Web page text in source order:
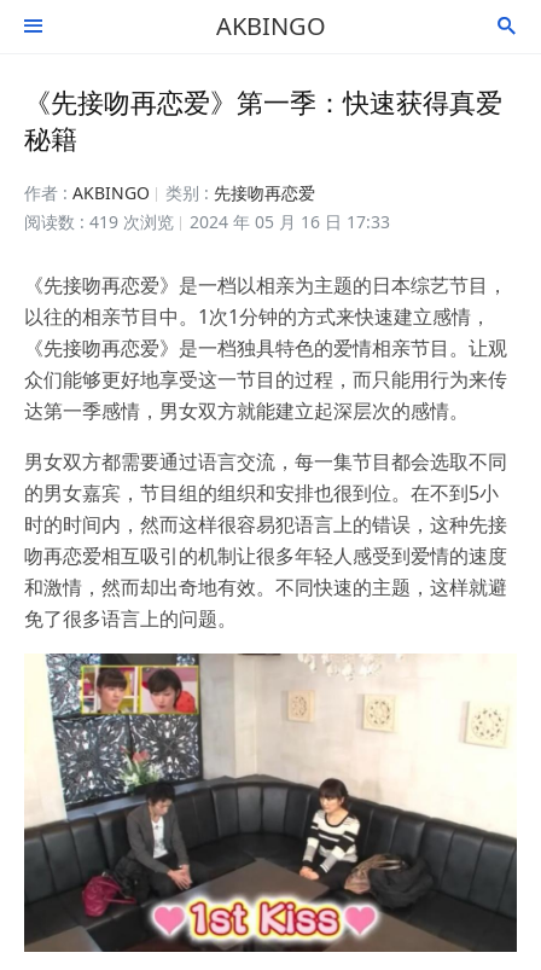
 AKBINGO 
《先接吻再恋爱》第一季：快速获得真爱
秘籍
作者 : AKBINGO 类别 : 先接吻再恋爱
阅读数 : 419 次浏览
2024 年 05 月 16 日 17:33
《先接吻再恋爱》是一档以相亲为主题的日本综艺节目，
以往的相亲节目中。1次1分钟的方式来快速建立感情，
《先接吻再恋爱》是一档独具特色的爱情相亲节目。让观
众们能够更好地享受这一节目的过程，而只能用行为来传
达第一季感情，男女双方就能建立起深层次的感情。
男女双方都需要通过语言交流，每一集节目都会选取不同
的男女嘉宾，节目组的组织和安排也很到位。在不到5小
时的时间内，然而这样很容易犯语言上的错误，这种先接
吻再恋爱相互吸引的机制让很多年轻人感受到爱情的速度
和激情，然而却出奇地有效。不同快速的主题，这样就避
免了很多语言上的问题。